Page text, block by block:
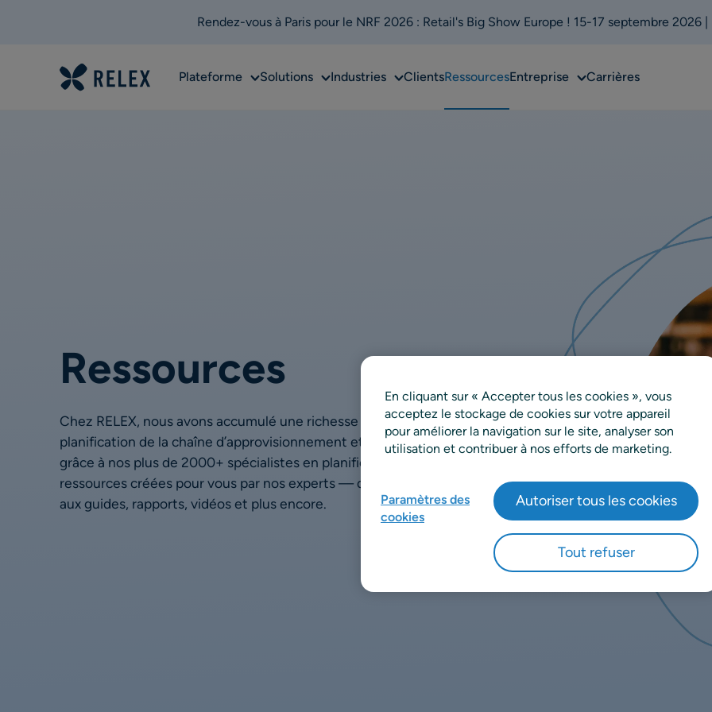
Rendez-vous à Paris pour le NRF 2026 : Retail's Big Show Europe ! 15-17 septembre 2026 |
PlateformeSubSolutionsSubIndustriesSubClientsRessourcesEntrepriseSubCarrières
Ressources
Chez RELEX, nous avons accumulé une richesse d’expertise en
planification de la chaîne d’approvisionnement et du commerce de détail
grâce à nos plus de 2000+ spécialistes en planification. Explorez les
ressources créées pour vous par nos experts — des blogs et livres blancs
aux guides, rapports, vidéos et plus encore.
En cliquant sur « Accepter tous les cookies », vous
acceptez le stockage de cookies sur votre appareil
pour améliorer la navigation sur le site, analyser son
utilisation et contribuer à nos efforts de marketing.
Paramètres des
cookies
Tout refuser
Autoriser tous les cookies